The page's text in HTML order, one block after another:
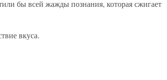
бы всей жажды познания, которая сжигает
вкуса.